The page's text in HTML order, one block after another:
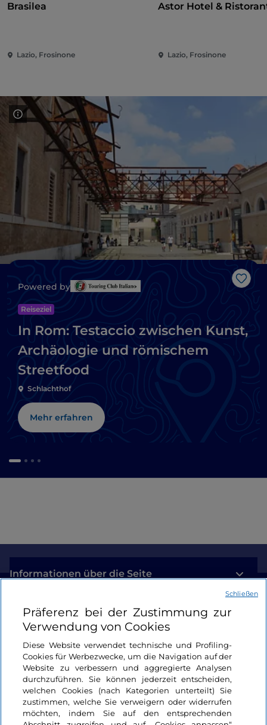
Brasilea
Lazio, Frosinone
Astor Hotel &
Lazio, Frosinone
Like
Powered by
Reiseziel
In Rom: Testaccio zwischen Kunst,
Archäologie und römischem
Streetfood
Schlachthof
Mehr erfahren
Informationen über die Seite
Nützliche Links
Login
Bleiben wir in Kontakt
Präferenz bei der Zustimmung zur
Verwendung von Cookies
Diese Website verwendet technische und Profiling-
Cookies für Werbezwecke, um die Navigation auf der
Website zu verbessern und aggregierte Analysen
durchzuführen. Sie können jederzeit entscheiden,
welchen Cookies (nach Kategorien unterteilt) Sie
zustimmen, welche Sie verweigern oder widerrufen
möchten, indem Sie auf den entsprechenden
Schließen